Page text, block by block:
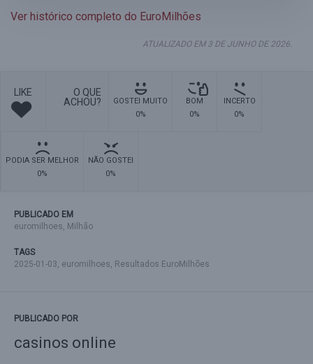
Ver histórico completo do EuroMilhões
ATUALIZADO EM 3 DE JUNHO DE 2026.
LIKE
O QUE
ACHOU?
GOSTEI MUITO
0%
BOM
0%
INCERTO
0%
PODIA SER MELHOR
0%
NÃO GOSTEI
0%
PUBLICADO EM
euromilhoes, Milhão
TAGS
2025-01-03, euromilhoes, Resultados EuroMilhões
PUBLICADO POR
casinos online